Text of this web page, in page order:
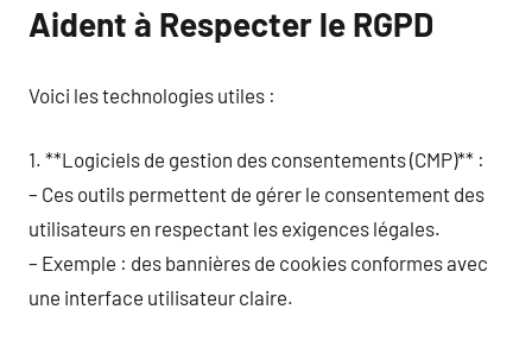
Aident à Respecter le RGPD
Voici les technologies utiles :
1. **Logiciels de gestion des consentements (CMP)** :
– Ces outils permettent de gérer le consentement des
utilisateurs en respectant les exigences légales.
– Exemple : des bannières de cookies conformes avec
une interface utilisateur claire.